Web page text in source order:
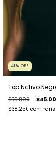
41 % OFF
Top Nativo
$75.800
$38.250 con